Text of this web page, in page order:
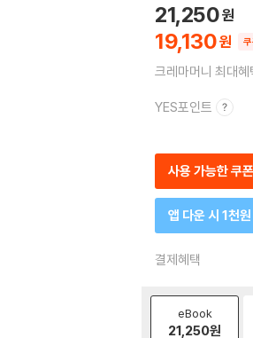
19,130
21,250
크레마머니 최대혜
YES포인트
사용 가능한 쿠
앱 다운 시 1천
결제혜택
eBook
21,250원